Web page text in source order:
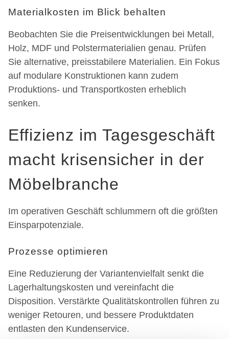
Materialkosten im Blick behalten
Beobachten Sie die Preisentwicklungen bei Metall,
Holz, MDF und Polstermaterialien genau. Prüfen
Sie alternative, preisstabilere Materialien. Ein Fokus
auf modulare Konstruktionen kann zudem
Produktions- und Transportkosten erheblich
senken.
Effizienz im Tagesgeschäft
macht krisensicher in der
Möbelbranche
Im operativen Geschäft schlummern oft die größten
Einsparpotenziale.
Prozesse optimieren
Eine Reduzierung der Variantenvielfalt senkt die
Lagerhaltungskosten und vereinfacht die
Disposition. Verstärkte Qualitätskontrollen führen zu
weniger Retouren, und bessere Produktdaten
entlasten den Kundenservice.